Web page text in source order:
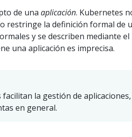
de una aplicación. Kubernetes
restringe la definición formal de
y se describen mediante el
una aplicación es imprecisa.
la gestión de aplicaciones,
en general.